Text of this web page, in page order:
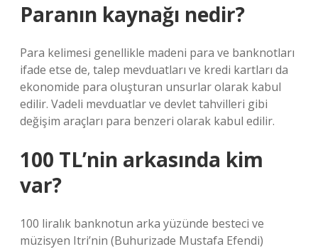
Paranın kaynağı nedir?
Para kelimesi genellikle madeni para ve banknotları
ifade etse de, talep mevduatları ve kredi kartları da
ekonomide para oluşturan unsurlar olarak kabul
edilir. Vadeli mevduatlar ve devlet tahvilleri gibi
değişim araçları para benzeri olarak kabul edilir.
100 TL’nin arkasında kim
var?
100 liralık banknotun arka yüzünde besteci ve
müzisyen Itri’nin (Buhurizade Mustafa Efendi)